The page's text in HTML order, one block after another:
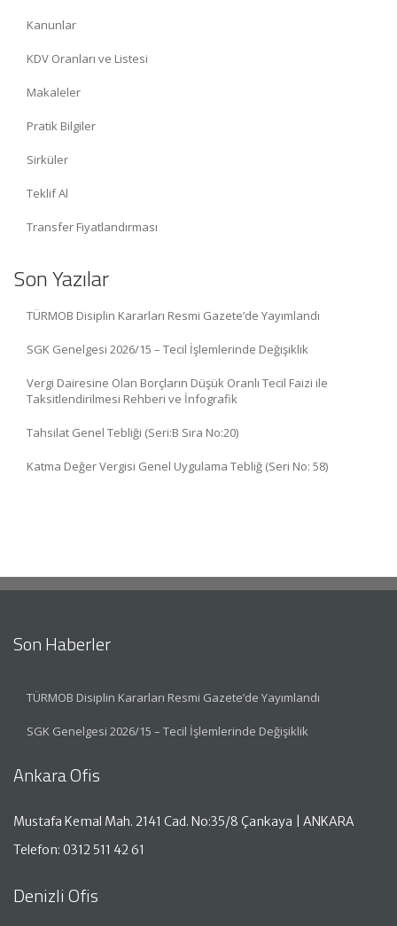
Kanunlar
KDV Oranları ve Listesi
Makaleler
Pratik Bilgiler
Sirküler
Teklif Al
Transfer Fiyatlandırması
Son Yazılar
TÜRMOB Disiplin Kararları Resmi Gazete’de Yayımlandı
SGK Genelgesi 2026/15 – Tecil İşlemlerinde Değişiklik
Vergi Dairesine Olan Borçların Düşük Oranlı Tecil Faizi ile
Taksitlendirilmesi Rehberi ve İnfografik
Tahsilat Genel Tebliği (Seri:B Sıra No:20)
Katma Değer Vergisi Genel Uygulama Tebliğ (Seri No: 58)
Son Haberler
TÜRMOB Disiplin Kararları Resmi Gazete’de Yayımlandı
SGK Genelgesi 2026/15 – Tecil İşlemlerinde Değişiklik
Ankara Ofis
Mustafa Kemal Mah. 2141 Cad. No:35/8 Çankaya | ANKARA
Telefon: 0312 511 42 61
Denizli Ofis